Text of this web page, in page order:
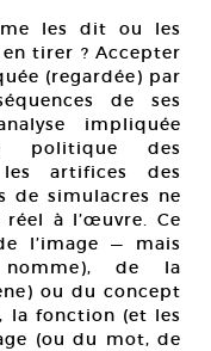
les dit ou les
tirer ? Accepter
(regardée) par
de ses
impliquée
politique des
artifices des
de simulacres ne
réel à l’œuvre. Ce
l’image — mais
de la
ou du concept
la fonction (et les
(ou du mot, de